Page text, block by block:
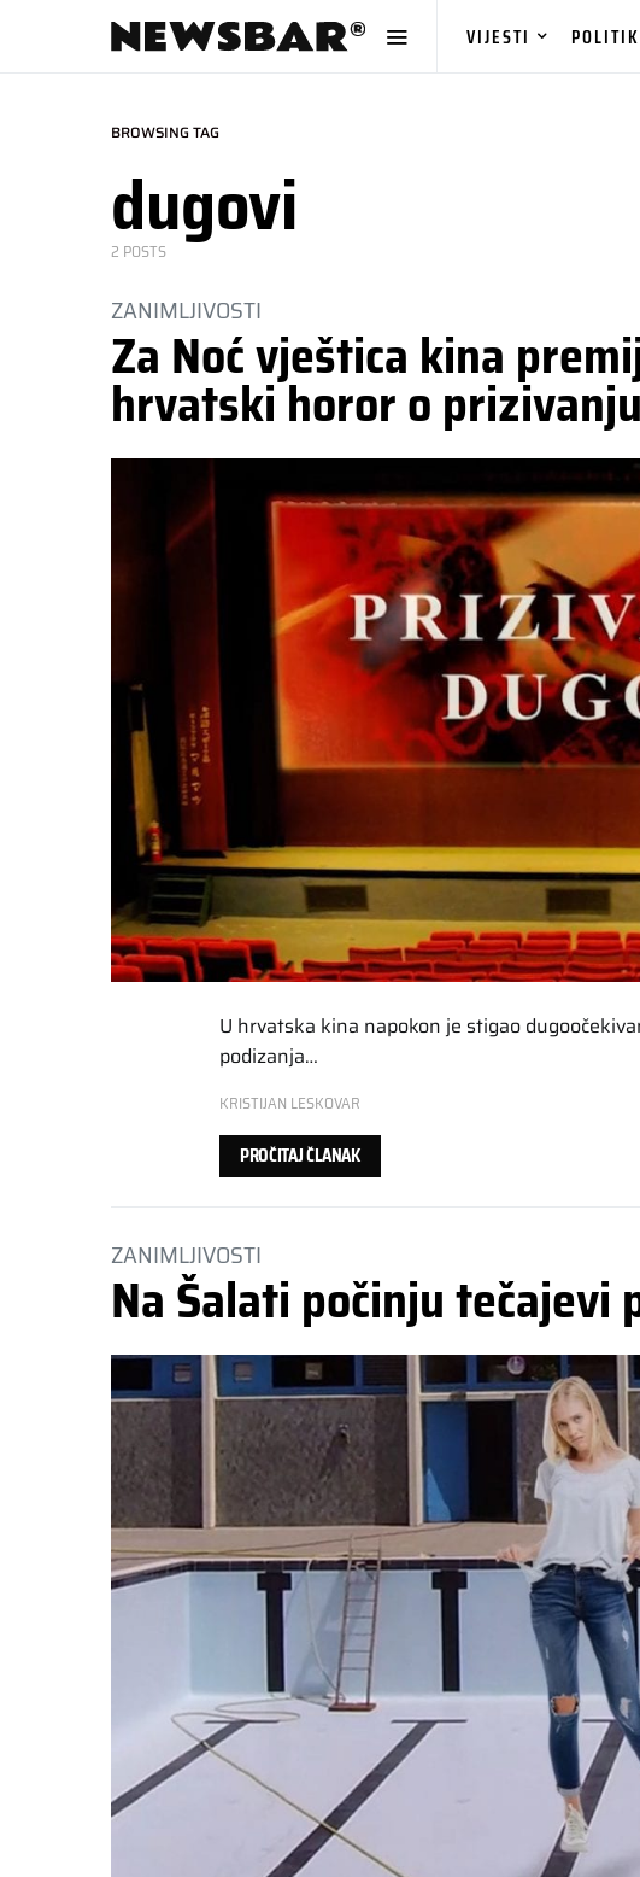
VIJESTI
BROWSING TAG
dugovi
2 POSTS
ZANIMLJIVOSTI
Za Noć vještica kina
hrvatski horor o
U hrvatska kina napokon je stigao
podizanja…
KRISTIJAN LESKOVAR
PROČITAJ ČLANAK
ZANIMLJIVOSTI
Na Šalati počinju tečajevi